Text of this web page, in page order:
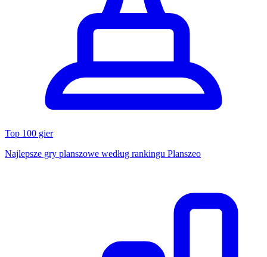
Top 100 gier
Najlepsze gry planszowe według rankingu Planszeo